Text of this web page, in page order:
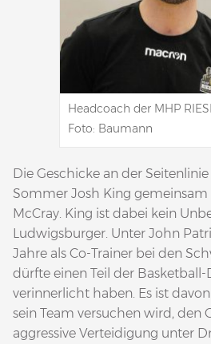
Headcoach der MHP
Foto: Baumann
Die Geschicke an der
Sommer Josh King gemeinsam
McCray. King ist dabei kein
Ludwigsburger. Unter John
Jahre als Co-Trainer bei den
dürfte einen Teil der Basketball-
verinnerlicht haben. Es ist
sein Team versuchen wird, den
aggressive Verteidigung unter